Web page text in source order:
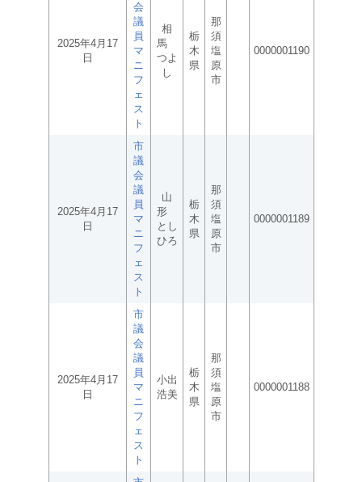
2025年4月17
日
会
議
員
マ
ニ
フ
ェ
ス
ト
相
馬
つよ
し
栃
木
県
那
須
塩
原
市
0000001190
2025年4月17
日
市
議
会
議
員
マ
ニ
フ
ェ
ス
ト
山
形
とし
ひろ
栃
木
県
那
須
塩
原
市
0000001189
2025年4月17
日
市
議
会
議
員
マ
ニ
フ
ェ
ス
ト
小出
浩美
栃
木
県
那
須
塩
原
市
0000001188